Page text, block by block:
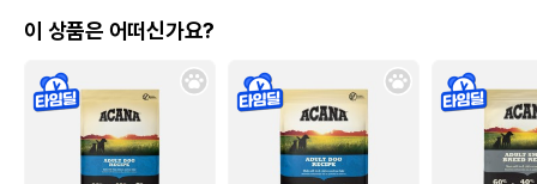
이 상품은 어떠신가요?